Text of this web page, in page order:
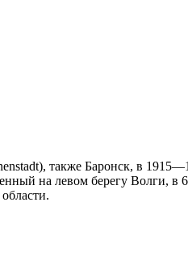
также Баронск, в
на левом берегу Волги, в